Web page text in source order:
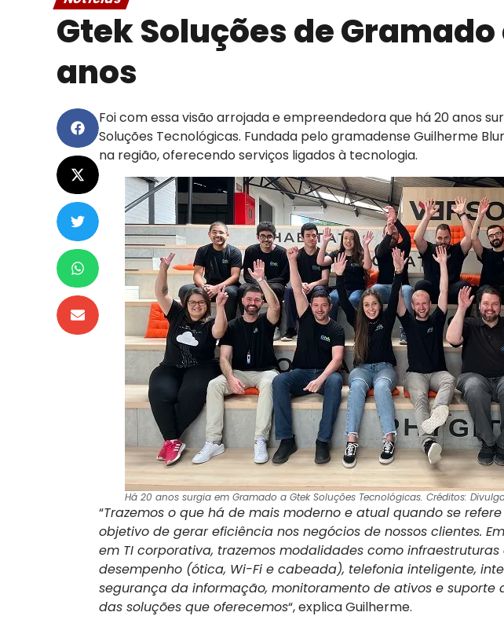
Gtek Soluções de
anos
Foi com essa visão arrojada e empreendedora que há 20 anos
Soluções Tecnológicas. Fundada pelo gramadense Guilherme
na região, oferecendo serviços ligados à tecnologia.
Há 20 anos surgia em Gramado a Gtek Soluções Tecnológicas. Créditos:
“Trazemos o que há de mais moderno e atual quando se
objetivo de gerar eficiência nos negócios de nossos clientes.
em TI corporativa, trazemos modalidades como
desempenho (ótica, Wi-Fi e cabeada), telefonia inteligente,
segurança da informação, monitoramento de ativos e suporte
das soluções que oferecemos“, explica Guilherme.